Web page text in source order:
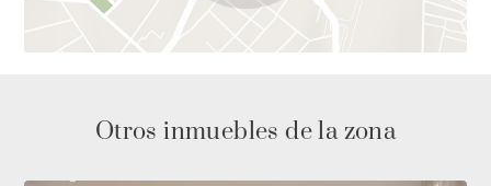
Otros inmuebles de la zona